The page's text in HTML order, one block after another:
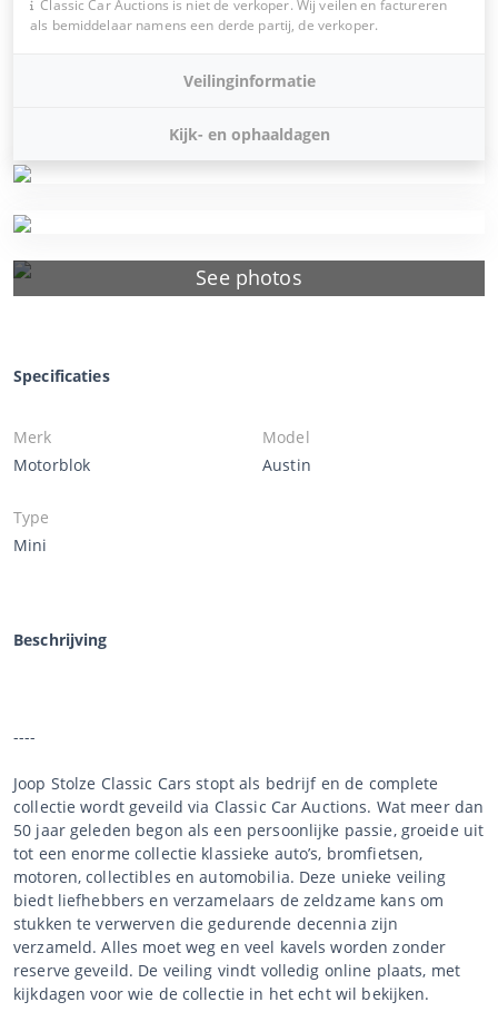
See photos
Classic Car Auctions is niet de verkoper. Wij veilen en factureren
als bemiddelaar namens een derde partij, de verkoper.
Veilinginformatie
Kijk- en ophaaldagen
Specificaties
Merk
Motorblok
Model
Austin
Type
Mini
Beschrijving
----
Joop Stolze Classic Cars stopt als bedrijf en de complete
collectie wordt geveild via Classic Car Auctions. Wat meer dan
50 jaar geleden begon als een persoonlijke passie, groeide uit
tot een enorme collectie klassieke auto’s, bromfietsen,
motoren, collectibles en automobilia. Deze unieke veiling
biedt liefhebbers en verzamelaars de zeldzame kans om
stukken te verwerven die gedurende decennia zijn
verzameld. Alles moet weg en veel kavels worden zonder
reserve geveild. De veiling vindt volledig online plaats, met
kijkdagen voor wie de collectie in het echt wil bekijken.